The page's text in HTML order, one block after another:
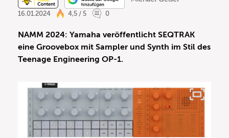
16.01.2024
4,5 / 5 0
NAMM 2024: Yamaha veröffentlicht SEQTRAK
eine Groovebox mit Sampler und Synth im Stil des
Teenage Engineering OP-1.